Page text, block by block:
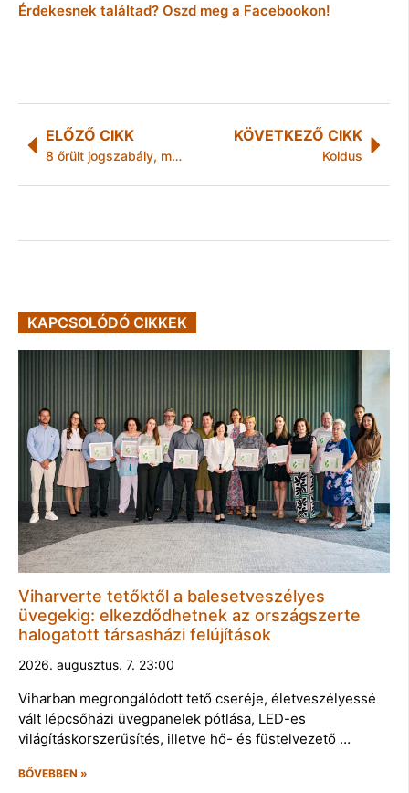
Érdekesnek találtad? Oszd meg a Facebookon!
ELŐZŐ CIKK
8 őrült jogszabály, melyek miatt bajba kerülhetsz külföldön
KÖVETKEZŐ CIKK
Koldus
KAPCSOLÓDÓ CIKKEK
Viharverte tetőktől a balesetveszélyes
üvegekig: elkezdődhetnek az országszerte
halogatott társasházi felújítások
2026. augusztus. 7. 23:00
Viharban megrongálódott tető cseréje, életveszélyessé
vált lépcsőházi üvegpanelek pótlása, LED-es
világításkorszerűsítés, illetve hő- és füstelvezető …
BŐVEBBEN »